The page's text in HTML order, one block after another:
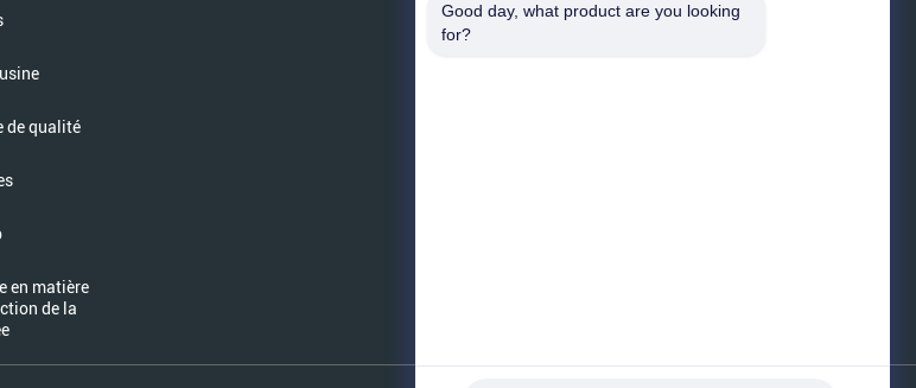
de qualité
en matière
de la
Good day, what product are you looking
for?